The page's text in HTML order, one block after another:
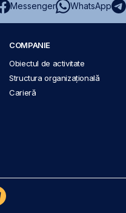
Messenger WhatsApp
COMPANIE
Obiectul de activitate
Structura organizațională
Carieră